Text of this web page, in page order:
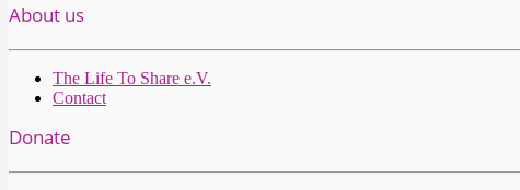
About us
The Life To Share e.V.
Contact
Donate